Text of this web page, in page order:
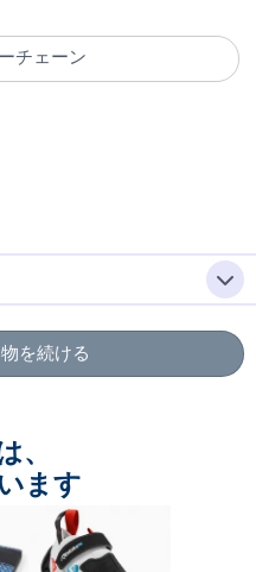
チェーン
を続ける
、
ます